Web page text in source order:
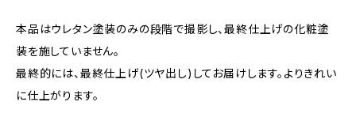
本品はウレタン塗装のみの段階で撮影し、最終仕上げの化粧塗
装を施していません。
最終的には、最終仕上げ(ツヤ出し)してお届けします。よりきれい
に仕上がります。